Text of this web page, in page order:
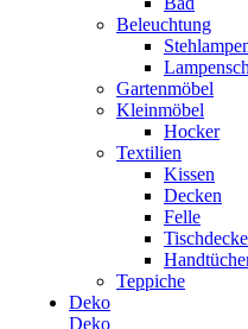
Beleuchtung
Gartenmöbel
Kleinmöbel
Hocker
Textilien
Kissen
Decken
Felle
Teppiche
Deko
Deko